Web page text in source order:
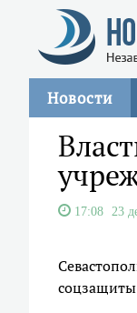
Новости
17:08 23
соцзащиты